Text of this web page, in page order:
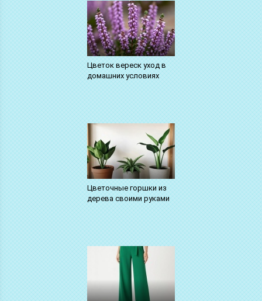
Цветок вереск уход в
домашних условиях
Цветочные горшки из
дерева своими руками